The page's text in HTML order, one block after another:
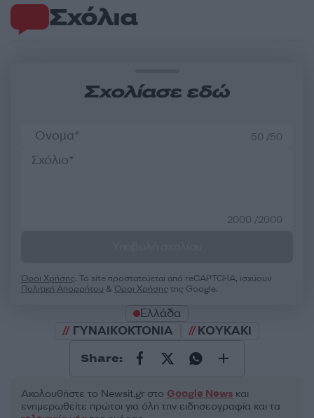
Σχόλια
Σχολίασε εδώ
50 /50
2000 /2000
Όροι Χρήσης. Το site προστατεύεται από reCAPTCHA, ισχύουν
Πολιτική Απορρήτου &Όροι Χρήσης της Google.
Ελλάδα
ΓΥΝΑΙΚΟΚΤΟΝΙΑ
ΚΟΥΚΑΚΙ
Share:
Ακολουθήστε το Νewsit.gr στο Google News και
ενημερωθείτε πρώτοι για όλη την ειδησεογραφία και τα